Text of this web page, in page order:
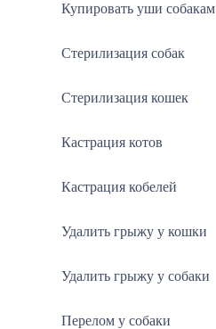
Купировать уши собакам
Стерилизация собак
Стерилизация кошек
Кастрация котов
Кастрация кобелей
Удалить грыжу у кошки
Удалить грыжу у собаки
Перелом у собаки